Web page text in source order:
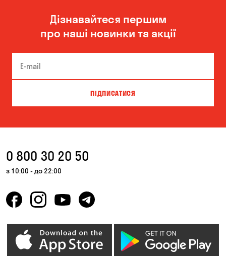
Дізнавайтеся першим
про наші новинки та акції
ПІДПИСАТИСЯ
0 800 30 20 50
з 10:00 - до 22:00